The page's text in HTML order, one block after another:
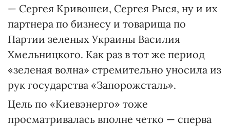
— Сергея Кривошеи, Сергея Рыся, ну и их
партнера по бизнесу и товарища по
Партии зеленых Украины Василия
Хмельницкого. Как раз в тот же период
«зеленая волна» стремительно уносила из
рук государства «Запорожсталь».
Цель по «Киевэнерго» тоже
просматривалась вполне четко — сперва